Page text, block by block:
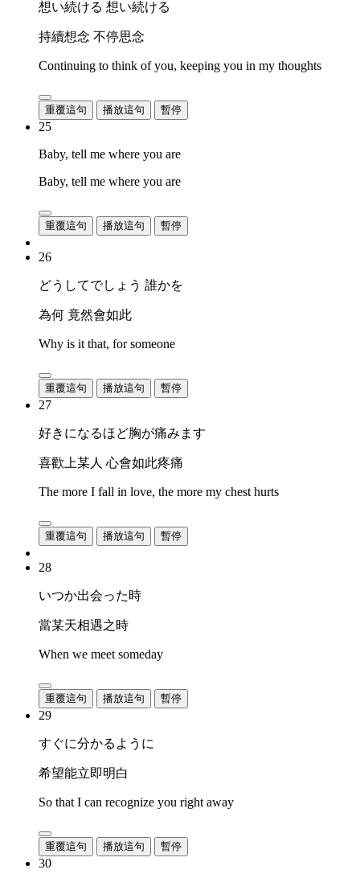
想い続ける 想い続ける
持續想念 不停思念
Continuing to think of you, keeping you in my thoughts
重覆這句 播放這句 暫停
25
Baby, tell me where you are
Baby, tell me where you are
重覆這句 播放這句 暫停
26
どうしてでしょう 誰かを
為何 竟然會如此
Why is it that, for someone
重覆這句 播放這句 暫停
27
好きになるほど胸が痛みます
喜歡上某人 心會如此疼痛
The more I fall in love, the more my chest hurts
重覆這句 播放這句 暫停
28
いつか出会った時
當某天相遇之時
When we meet someday
重覆這句 播放這句 暫停
29
すぐに分かるように
希望能立即明白
So that I can recognize you right away
重覆這句 播放這句 暫停
30